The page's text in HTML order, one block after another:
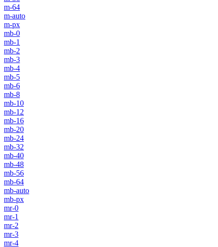
m-64
m-auto
m-px
mb-0
mb-1
mb-2
mb-3
mb-4
mb-5
mb-6
mb-8
mb-10
mb-12
mb-16
mb-20
mb-24
mb-32
mb-40
mb-48
mb-56
mb-64
mb-auto
mb-px
mr-0
mr-1
mr-2
mr-3
mr-4